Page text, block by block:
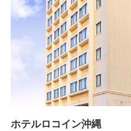
ホテルロコイン沖縄